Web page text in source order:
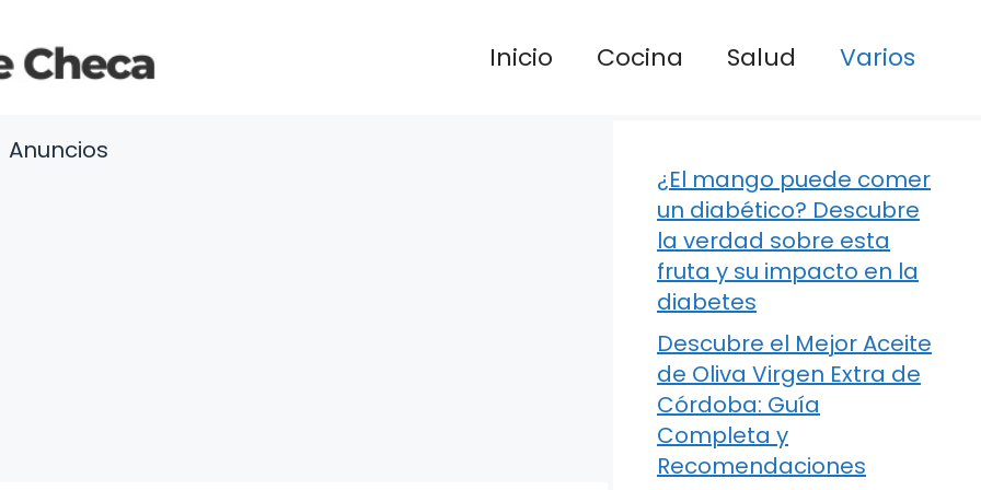
Inicio Cocina Salud Varios
Anuncios
¿El mango puede comer
un diabético? Descubre
la verdad sobre esta
fruta y su impacto en la
diabetes
Descubre el Mejor Aceite
de Oliva Virgen Extra de
Córdoba: Guía
Completa y
Recomendaciones